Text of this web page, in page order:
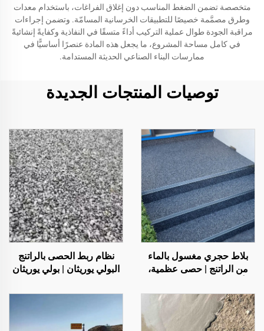
متخصصة تضمن الضغط المناسب دون إغلاق الفراغات، باستخدام معدات
وطرق مصمَّمة خصيصًا للتطبيقات الخرسانية المسامّة. وتضمن إجراءات
مراقبة الجودة طوال عملية التركيب أداءً متسقًا في النفاذية وكفايةً إنشائيةً
في كامل مساحة المشروع، ما يجعل هذه المادة عنصرًا أساسيًّا في
ممارسات البناء الصناعي الحديثة المستدامة.
توصيات المنتجات الجديدة
بلاط حجري مغسول بالماء
من الراتنج | حصى عظمية،
حجرية للتطبيقات التجارية
والسكنية
نظام ربط الحصى بالراتنج
البولي يوريثان | بولي يوريثان
والديكور